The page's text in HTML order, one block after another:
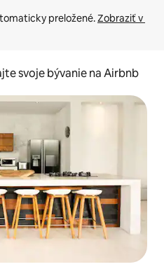
preložené. Zobraziť v
svoje bývanie na Airbnb